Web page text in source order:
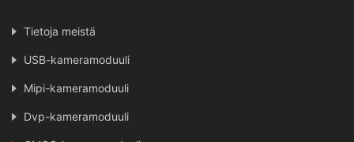
Tietoja meistä
USB-kameramoduuli
Mipi-kameramoduuli
Dvp-kameramoduuli